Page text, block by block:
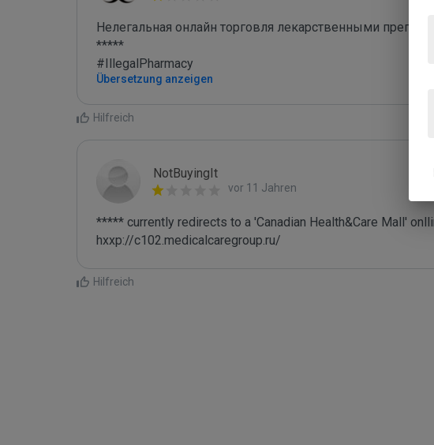
Нелегальная онлайн торговля лекарственными
*****
#IllegalPharmacy
Übersetzung anzeigen
Hilfreich
NotBuyingIt
vor 11 Jahren
***** currently redirects to a 'Canadian Health&Care Mall'
hxxp://c102.medicalcaregroup.ru/
Hilfreich